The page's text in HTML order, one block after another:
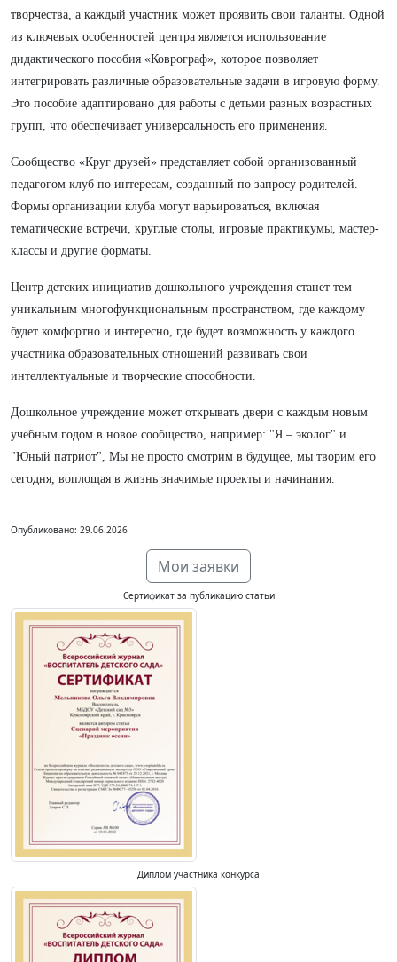
творчества, а каждый участник может проявить свои таланты. Одной
из ключевых особенностей центра является использование
дидактического пособия «Коврограф», которое позволяет
интегрировать различные образовательные задачи в игровую форму.
Это пособие адаптировано для работы с детьми разных возрастных
групп, что обеспечивает универсальность его применения.
Сообщество «Круг друзей» представляет собой организованный
педагогом клуб по интересам, созданный по запросу родителей.
Формы организации клуба могут варьироваться, включая
тематические встречи, круглые столы, игровые практикумы, мастер-
классы и другие форматы.
Центр детских инициатив дошкольного учреждения станет тем
уникальным многофункциональным пространством, где каждому
будет комфортно и интересно, где будет возможность у каждого
участника образовательных отношений развивать свои
интеллектуальные и творческие способности.
Дошкольное учреждение может открывать двери с каждым новым
учебным годом в новое сообщество, например: "Я – эколог" и
"Юный патриот", Мы не просто смотрим в будущее, мы творим его
сегодня, воплощая в жизнь значимые проекты и начинания.
Опубликовано: 29.06.2026
Мои заявки
Сертификат за публикацию статьи
Диплом участника конкурса